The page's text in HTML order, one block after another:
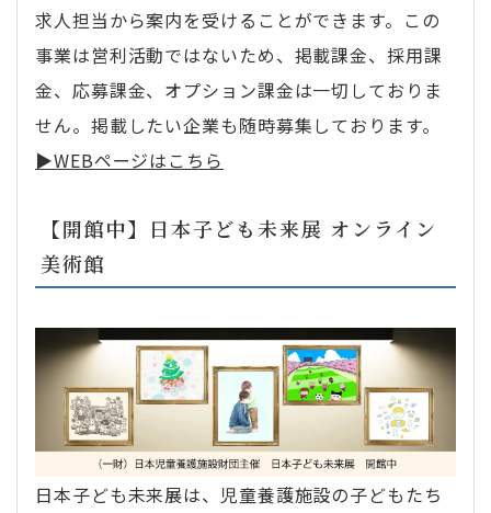
求人担当から案内を受けることができます。この
事業は営利活動ではないため、掲載課金、採用課
金、応募課金、オプション課金は一切しておりま
せん。掲載したい企業も随時募集しております。
▶︎WEBページはこちら
【開館中】日本子ども未来展 オンライン
美術館
日本子ども未来展は、児童養護施設の子どもたち